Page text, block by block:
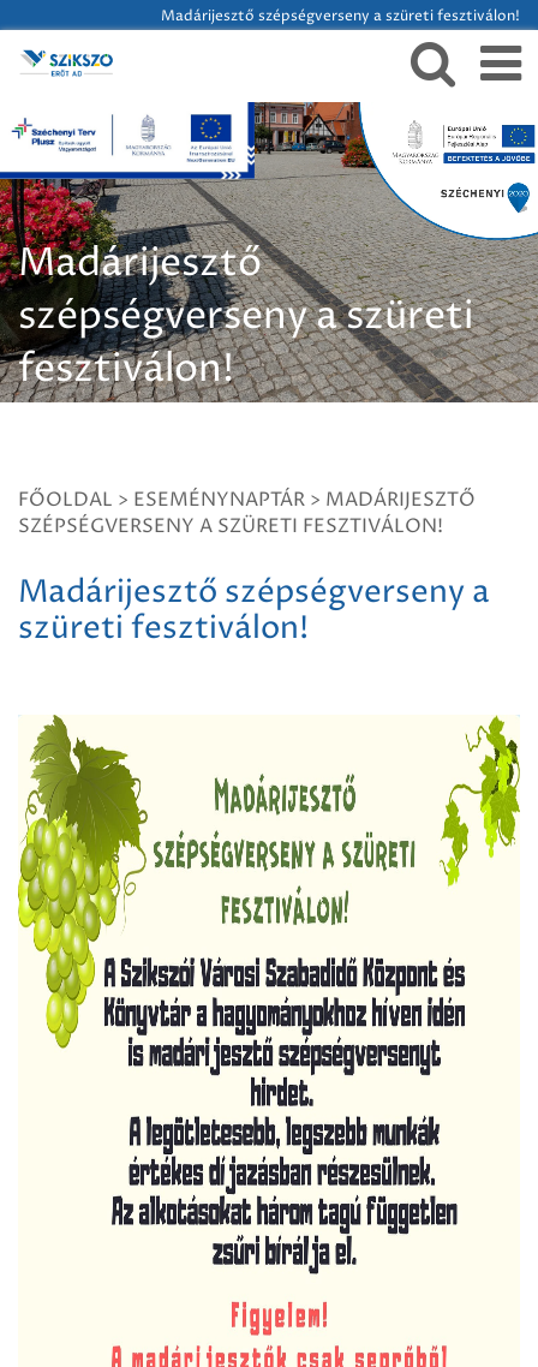
Madárijesztő szépségverseny a szüreti fesztiválon!
Madárijesztő
szépségverseny a szüreti
fesztiválon!
FŐOLDAL > ESEMÉNYNAPTÁR > MADÁRIJESZTŐ
SZÉPSÉGVERSENY A SZÜRETI FESZTIVÁLON!
Madárijesztő szépségverseny a
szüreti fesztiválon!